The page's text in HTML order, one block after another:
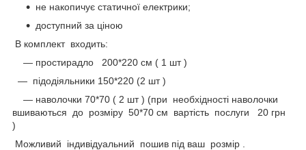
не накопичує статичної електрики;
доступний за ціною
В комплект входить:
― простирадло 200*220 см ( 1 шт )
― підодіяльники 150*220 (2 шт )
― наволочки 70*70 ( 2 шт ) (при необхідності наволочки
вшиваються до розміру 50*70 см вартість послуги 20 грн
)
Можливий індивідуальний пошив під ваш розмір .